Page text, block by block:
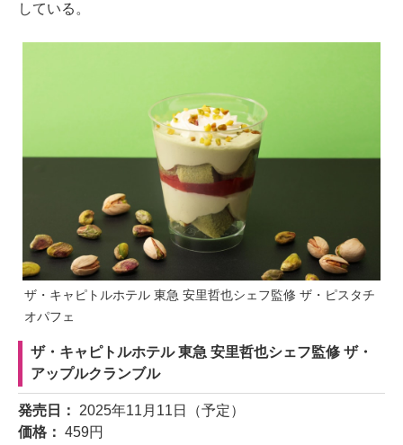
している。
ザ・キャピトルホテル 東急 安里哲也シェフ監修 ザ・ピスタチ
オパフェ
ザ・キャピトルホテル 東急 安里哲也シェフ監修 ザ・
アップルクランブル
発売日： 2025年11月11日（予定）
価格： 459円